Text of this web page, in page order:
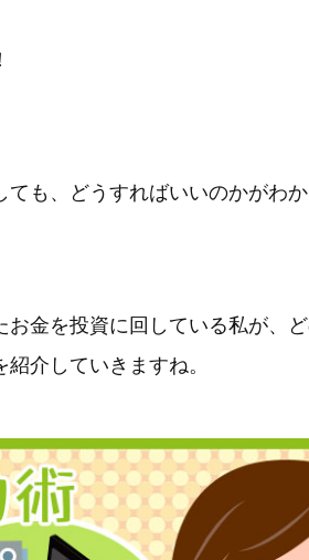
も、どうすればいいのかがわ
金を投資に回している私が、
介していきますね。